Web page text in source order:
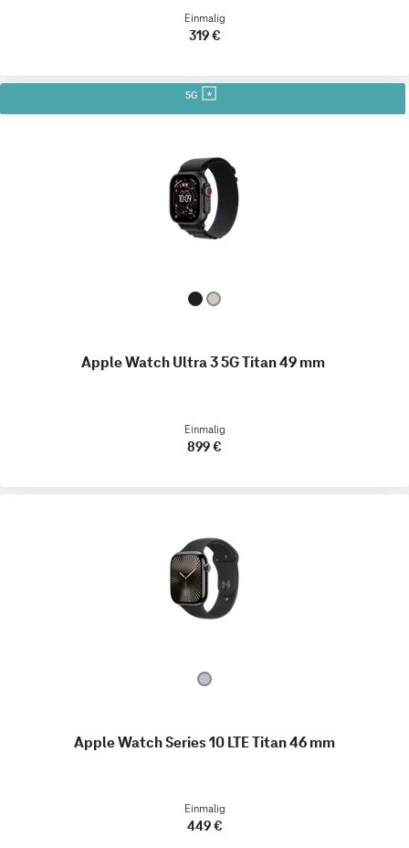
Einmalig
319 €
5G
Apple Watch Ultra 3 5G Titan 49 mm
Einmalig
899 €
Apple Watch Series 10 LTE Titan 46 mm
Einmalig
449 €